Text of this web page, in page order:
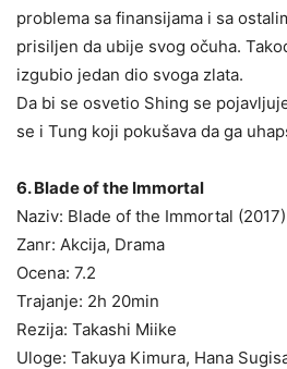
problema sa finansijama i sa
prisiljen da ubije svog očuha.
izgubio jedan dio svoga zlata.
Da bi se osvetio Shing se
se i Tung koji pokušava da ga
6. Blade of the Immortal
Naziv: Blade of the Immortal
Zanr: Akcija, Drama
Ocena: 7.2
Trajanje: 2h 20min
Rezija: Takashi Miike
Uloge: Takuya Kimura, Hana